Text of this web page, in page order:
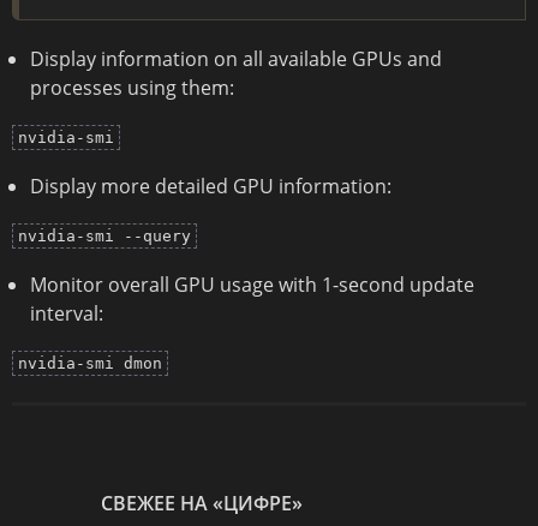
Display information on all available GPUs and
processes using them:
nvidia-smi
Display more detailed GPU information:
nvidia-smi --query
Monitor overall GPU usage with 1-second update
interval:
nvidia-smi dmon
СВЕЖЕЕ НА «ЦИФРЕ»